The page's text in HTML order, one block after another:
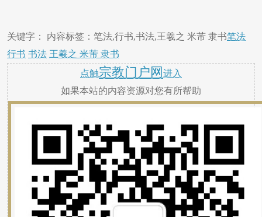
关键字： 内容标签：笔法,行书,书法,王羲之 米芾 隶书笔法
行书 书法 王羲之 米芾 隶书
点触宗教门户网 进入
如果本站的内容资源对您有所帮助